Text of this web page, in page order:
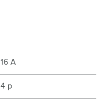
16 A
4 p